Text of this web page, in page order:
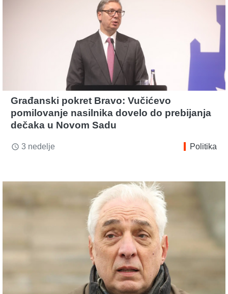
Građanski pokret Bravo: Vučićevo
pomilovanje nasilnika dovelo do prebijanja
dečaka u Novom Sadu
access_time 3 nedelje Politika